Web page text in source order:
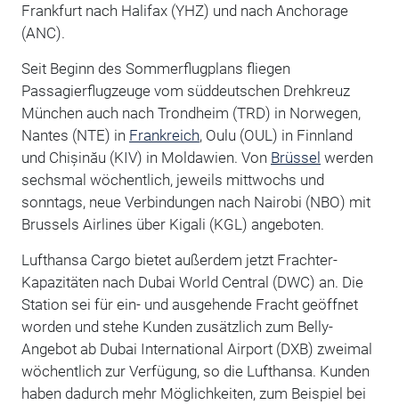
Frankfurt nach Halifax (YHZ) und nach Anchorage
(ANC).
Seit Beginn des Sommerflugplans fliegen
Passagierflugzeuge vom süddeutschen Drehkreuz
München auch nach Trondheim (TRD) in Norwegen,
Nantes (NTE) in Frankreich, Oulu (OUL) in Finnland
und Chișinău (KIV) in Moldawien. Von Brüssel werden
sechsmal wöchentlich, jeweils mittwochs und
sonntags, neue Verbindungen nach Nairobi (NBO) mit
Brussels Airlines über Kigali (KGL) angeboten.
Lufthansa Cargo bietet außerdem jetzt Frachter-
Kapazitäten nach Dubai World Central (DWC) an. Die
Station sei für ein- und ausgehende Fracht geöffnet
worden und stehe Kunden zusätzlich zum Belly-
Angebot ab Dubai International Airport (DXB) zweimal
wöchentlich zur Verfügung, so die Lufthansa. Kunden
haben dadurch mehr Möglichkeiten, zum Beispiel bei